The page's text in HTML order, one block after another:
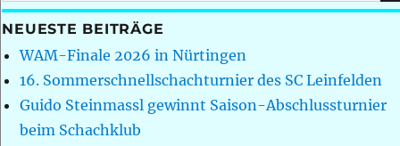
NEUESTE BEITRÄGE
WAM-Finale 2026 in Nürtingen
16. Sommerschnellschachturnier des SC Leinfelden
Guido Steinmassl gewinnt Saison-Abschlussturnier
beim Schachklub